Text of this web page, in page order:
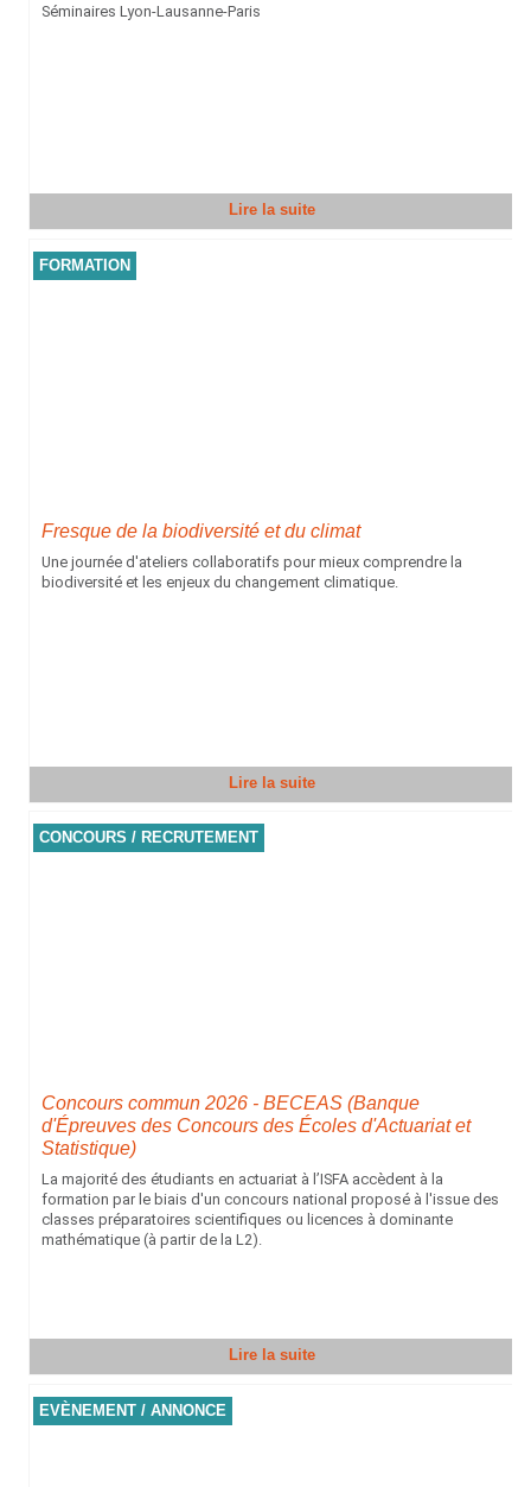
Séminaires Lyon-Lausanne-Paris
Lire la suite
FORMATION
Fresque de la biodiversité et du climat
Une journée d'ateliers collaboratifs pour mieux comprendre la
biodiversité et les enjeux du changement climatique.
Lire la suite
CONCOURS / RECRUTEMENT
Concours commun 2026 - BECEAS (Banque
d'Épreuves des Concours des Écoles d'Actuariat et
Statistique)
La majorité des étudiants en actuariat à l’ISFA accèdent à la
formation par le biais d'un concours national proposé à l'issue des
classes préparatoires scientifiques ou licences à dominante
mathématique (à partir de la L2).
Lire la suite
EVÈNEMENT / ANNONCE